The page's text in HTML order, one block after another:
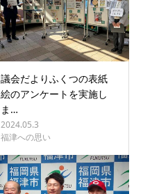
議会だよりふくつの表紙
絵のアンケートを実施し
ま…
2024.05.3
福津への思い